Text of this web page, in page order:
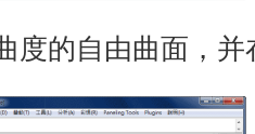
度的自由曲面，